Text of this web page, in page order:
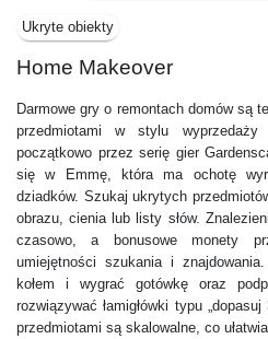
Ukryte obiekty
Home Makeover
Darmowe gry o remontach domów są
przedmiotami w stylu wyprzedaży
początkowo przez serię gier
się w Emmę, która ma ochotę
dziadków. Szukaj ukrytych
obrazu, cienia lub listy słów.
czasowo, a bonusowe monety
umiejętności szukania i
kołem i wygrać gotówkę oraz
rozwiązywać łamigłówki typu
przedmiotami są skalowalne, co